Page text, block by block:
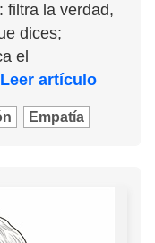
filtra la verdad,
dices;
el
Leer artículo
Empatía